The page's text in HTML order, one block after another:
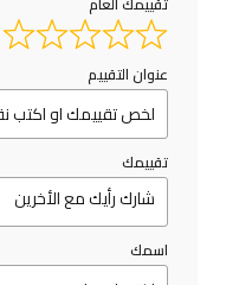
عنوان التقييم
تقييمك
اسمك